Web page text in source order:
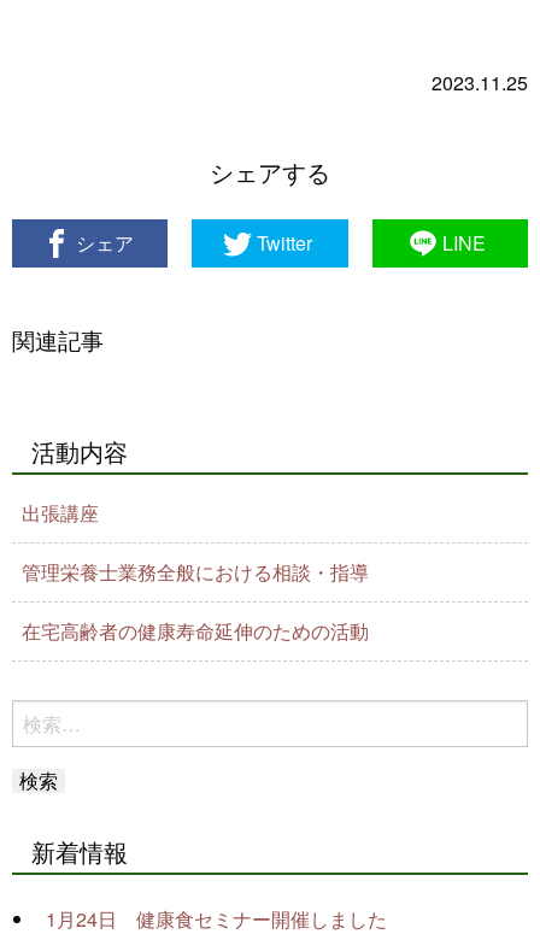
2023.11.25
シェアする
シェア Twitter LINE
関連記事
活動内容
出張講座
管理栄養士業務全般における相談・指導
在宅高齢者の健康寿命延伸のための活動
検
索:
新着情報
1月24日 健康食セミナー開催しました